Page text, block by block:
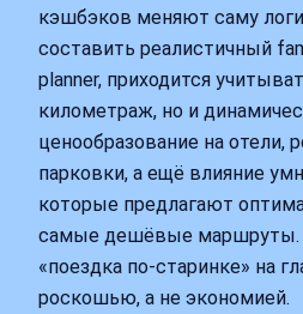
кэшбэков меняют саму
составить реалистичный
planner, приходится
километраж, но и
ценообразование на отели,
парковки, а ещё влияние
которые предлагают
самые дешёвые маршруты.
«поездка по‑старинке» на
роскошью, а не экономией.